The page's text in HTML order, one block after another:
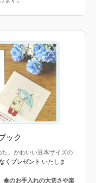
ック
、かわいい豆本サイズの
くプレゼント いたしま
傘のお手入れの大切さや楽